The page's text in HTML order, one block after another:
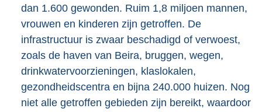
dan 1.600 gewonden. Ruim 1,8 miljoen mannen,
vrouwen en kinderen zijn getroffen. De
infrastructuur is zwaar beschadigd of verwoest,
zoals de haven van Beira, bruggen, wegen,
drinkwatervoorzieningen, klaslokalen,
gezondheidscentra en bijna 240.000 huizen. Nog
niet alle getroffen gebieden zijn bereikt, waardoor